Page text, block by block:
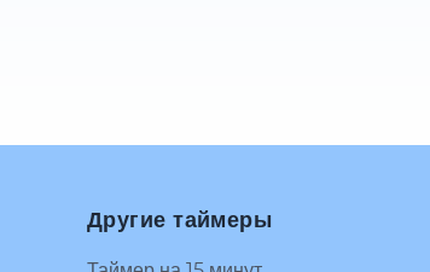
Другие таймеры